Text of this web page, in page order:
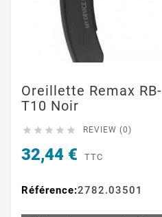
Oreillette Remax RB-
T10 Noir
     REVIEW (0)
32,44 € TTC
Référence:2782.03501